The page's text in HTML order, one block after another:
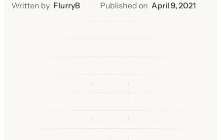
Written by FlurryB Published on April 9, 2021